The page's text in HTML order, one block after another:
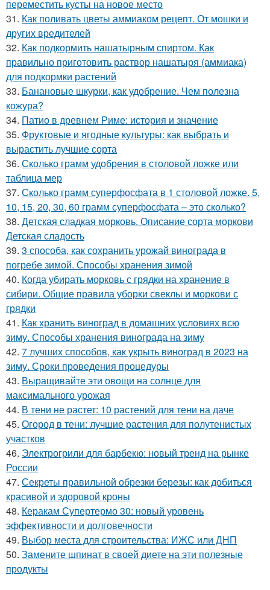
переместить кусты на новое место
31. Как поливать цветы аммиаком рецепт. От мошки и
других вредителей
32. Как подкормить нашатырным спиртом. Как
правильно приготовить раствор нашатыря (аммиака)
для подкормки растений
33. Банановые шкурки, как удобрение. Чем полезна
кожура?
34. Патио в древнем Риме: история и значение
35. Фруктовые и ягодные культуры: как выбрать и
вырастить лучшие сорта
36. Сколько грамм удобрения в столовой ложке или
таблица мер
37. Сколько грамм суперфосфата в 1 столовой ложке. 5,
10, 15, 20, 30, 60 грамм суперфосфата – это сколько?
38. Детская сладкая морковь. Описание сорта моркови
Детская сладость
39. 3 способа, как сохранить урожай винограда в
погребе зимой. Способы хранения зимой
40. Когда убирать морковь с грядки на хранение в
сибири. Общие правила уборки свеклы и моркови с
грядки
41. Как хранить виноград в домашних условиях всю
зиму. Способы хранения винограда на зиму
42. 7 лучших способов, как укрыть виноград в 2023 на
зиму. Сроки проведения процедуры
43. Выращивайте эти овощи на солнце для
максимального урожая
44. В тени не растет: 10 растений для тени на даче
45. Огород в тени: лучшие растения для полутенистых
участков
46. Электрогрили для барбекю: новый тренд на рынке
России
47. Секреты правильной обрезки березы: как добиться
красивой и здоровой кроны
48. Керакам Супертермо 30: новый уровень
эффективности и долговечности
49. Выбор места для строительства: ИЖС или ДНП
50. Замените шпинат в своей диете на эти полезные
продукты